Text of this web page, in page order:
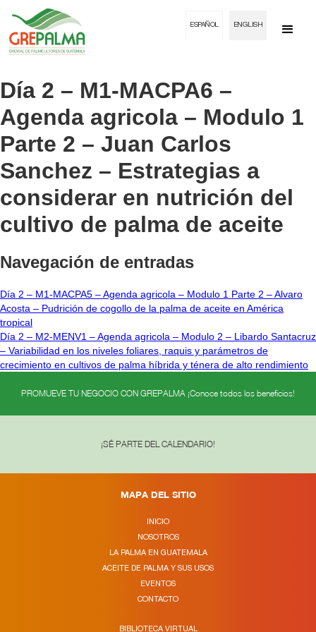
ESPAÑOL ENGLISH
Día 2 – M1-MACPA6 –
Agenda agricola – Modulo 1
Parte 2 – Juan Carlos
Sanchez – Estrategias a
considerar en nutrición del
cultivo de palma de aceite
Navegación de entradas
Día 2 – M1-MACPA5 – Agenda agricola – Modulo 1 Parte 2 – Alvaro
Acosta – Pudrición de cogollo de la palma de aceite en América
tropical
Día 2 – M2-MENV1 – Agenda agricola – Modulo 2 – Libardo Santacruz
– Variabilidad en los niveles foliares, raquis y parámetros de
crecimiento en cultivos de palma híbrida y ténera de alto rendimiento
PROMUEVE TU NEGOCIO CON GREPALMA ¡Conoce todos los beneficios!
¡SÉ PARTE DEL CALENDARIO!
MAPA DEL SITIO
INICIO
NOSOTROS
LA PALMA EN GUATEMALA
ACEITE DE PALMA Y SUS USOS
EVENTOS
CONTACTO
BIBLIOTECA VIRTUAL